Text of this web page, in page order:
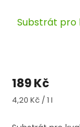
Substrát pro
189 Kč
Měrná
4,20 Kč / 1 l